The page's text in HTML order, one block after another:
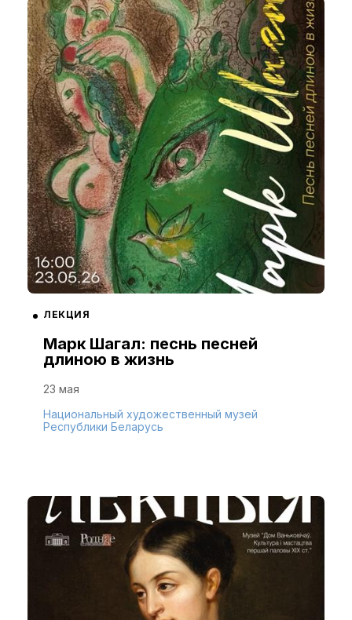
ЛЕКЦИЯ
Марк Шагал: песнь песней
длиною в жизнь
23 мая
Национальный художественный музей
Республики Беларусь